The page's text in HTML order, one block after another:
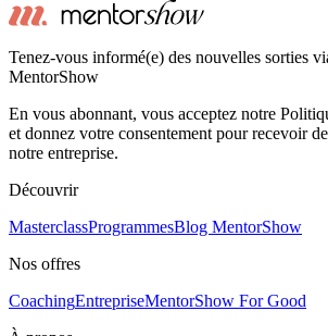
Tenez-vous informé(e) des nouvelles sorties
MentorShow
En vous abonnant, vous acceptez notre
et donnez votre consentement pour recevoir
notre entreprise.
Découvrir
MasterclassProgrammesBlog MentorShow
Nos offres
CoachingEntrepriseMentorShow For Good